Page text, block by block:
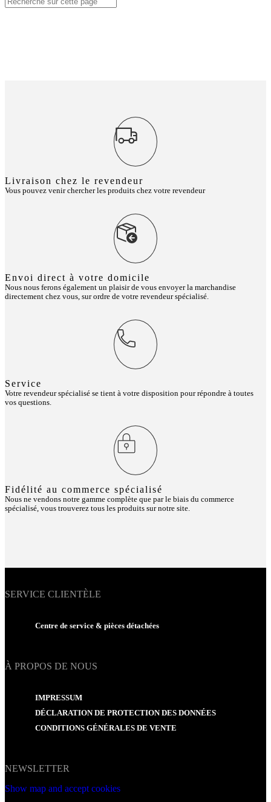
Livraison chez le revendeur
Vous pouvez venir chercher les produits chez votre revendeur
Envoi direct à votre domicile
Nous nous ferons également un plaisir de vous envoyer la marchandise
directement chez vous, sur ordre de votre revendeur spécialisé.
Service
Votre revendeur spécialisé se tient à votre disposition pour répondre à toutes
vos questions.
Fidélité au commerce spécialisé
Nous ne vendons notre gamme complète que par le biais du commerce
spécialisé, vous trouverez tous les produits sur notre site.
SERVICE CLIENTÈLE
Centre de service & pièces détachées
À PROPOS DE NOUS
IMPRESSUM
DÉCLARATION DE PROTECTION DES DONNÉES
CONDITIONS GÉNÉRALES DE VENTE
NEWSLETTER
Show map and accept cookies